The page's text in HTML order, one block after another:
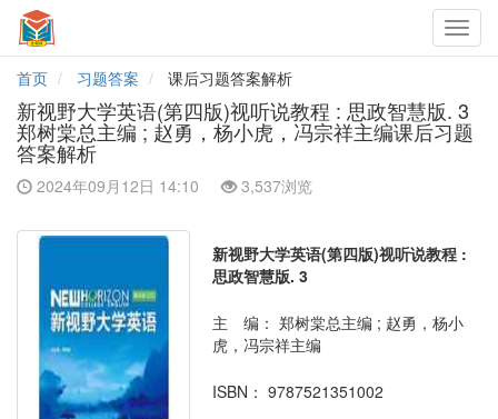
首页
习题答案 课后习题答案解析
新视野大学英语(第四版)视听说教程 : 思政智慧版. 3
郑树棠总主编 ; 赵勇，杨小虎，冯宗祥主编课后习题
答案解析
2024年09月12日 14:10 3,537浏览
新视野大学英语(第四版)视听说教程 :
思政智慧版. 3
主 编： 郑树棠总主编 ; 赵勇，杨小
虎，冯宗祥主编
ISBN： 9787521351002